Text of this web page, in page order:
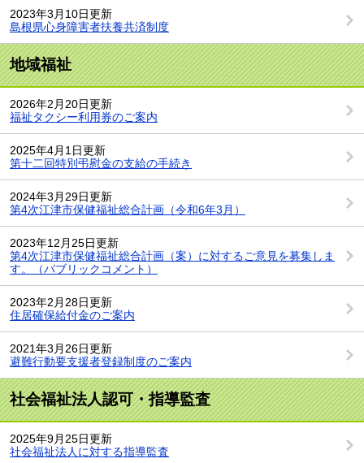
2023年3月10日更新
島根県心身障害者扶養共済制度
地域福祉
2026年2月20日更新
福祉タクシー利用券のご案内
2025年4月1日更新
第十二回特別弔慰金の支給の手続き
2024年3月29日更新
第4次江津市保健福祉総合計画（令和6年3月）
2023年12月25日更新
第4次江津市保健福祉総合計画（案）に対するご意見を募集しま
す。（パブリックコメント）
2023年2月28日更新
住居確保給付金のご案内
2021年3月26日更新
避難行動要支援者登録制度のご案内
社会福祉法人認可・指導監査
2025年9月25日更新
社会福祉法人に対する指導監査